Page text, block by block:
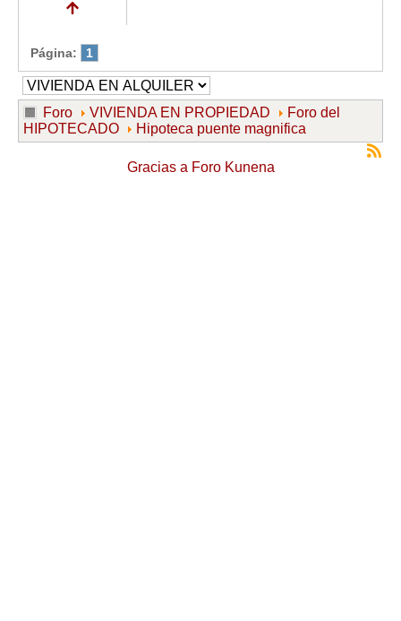
Página: 1
Foro VIVIENDA EN PROPIEDAD
Foro del
HIPOTECADO
Hipoteca puente magnifica
Gracias a Foro Kunena